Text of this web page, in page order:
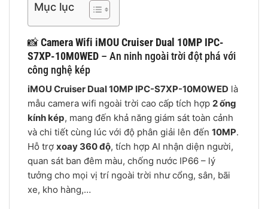
Mục lục
📸Camera Wifi iMOU Cruiser Dual 10MP IPC-
S7XP-10M0WED – An ninh ngoài trời đột phá với
công nghệ kép
iMOU Cruiser Dual 10MP IPC-S7XP-10M0WED là
mẫu camera wifi ngoài trời cao cấp tích hợp 2 ống
kính kép, mang đến khả năng giám sát toàn cảnh
và chi tiết cùng lúc với độ phân giải lên đến 10MP.
Hỗ trợ xoay 360 độ, tích hợp AI nhận diện người,
quan sát ban đêm màu, chống nước IP66 – lý
tưởng cho mọi vị trí ngoài trời như cổng, sân, bãi
xe, kho hàng,…